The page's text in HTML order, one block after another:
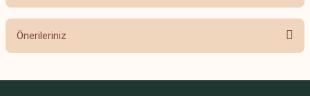
Önerileriniz